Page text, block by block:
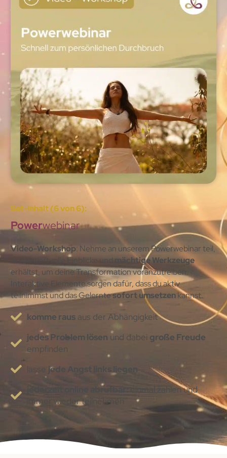
Set-Inhalt (6 von 6):
Powerwebinar
Video-Workshop: Nehme an unserem Powerwebinar teil,
wo du wertvolle Einblicke undmächtige Werkzeuge
erhältst, um deine Transformation voranzutreiben.
Interaktive Elemente sorgen dafür, dass du aktiv
teilnimmst und das Gelerntesofort umsetzenkannst.
komme raus aus der Abhängigkeit
jedes Problem lösen und dabei große Freude
empfinden
lasse jede Angst links liegen
jederzeit online abrufbar:
einmal zahlen und
immer wieder teilnehmen